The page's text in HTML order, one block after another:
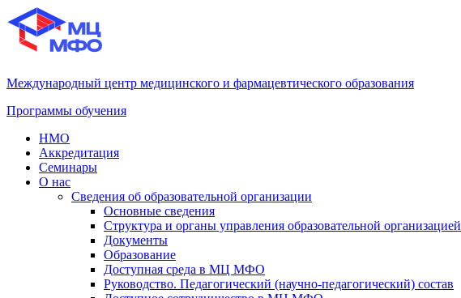
Международный центр медицинского и фармацевтического образования
Программы обучения
НМО
Аккредитация
Семинары
О нас
Сведения об образовательной организации
Основные сведения
Структура и органы управления образовательной организацией
Документы
Образование
Доступная среда в МЦ МФО
Руководство. Педагогический (научно-педагогический) состав